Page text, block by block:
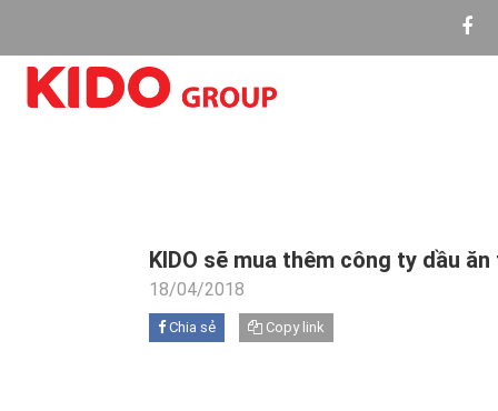
KIDO sẽ mua thêm công ty dầu
18/04/2018
Chia sẻ Copy link